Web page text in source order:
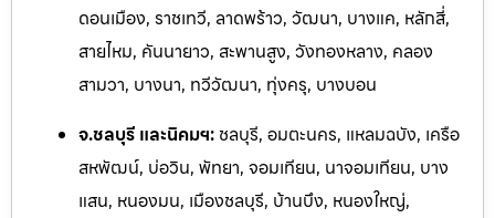
ดอนเมือง, ราชเทวี, ลาดพร้าว, วัฒนา, บางแค, หลักสี่,
สายไหม, คันนายาว, สะพานสูง, วังทองหลาง, คลอง
สามวา, บางนา, ทวีวัฒนา, ทุ่งครุ, บางบอน
จ.ชลบุรี และนิคมฯ: ชลบุรี, อมตะนคร, แหลมฉบัง, เครือ
สหพัฒน์, บ่อวิน, พัทยา, จอมเทียน, นาจอมเทียน, บาง
แสน, หนองมน, เมืองชลบุรี, บ้านบึง, หนองใหญ่,